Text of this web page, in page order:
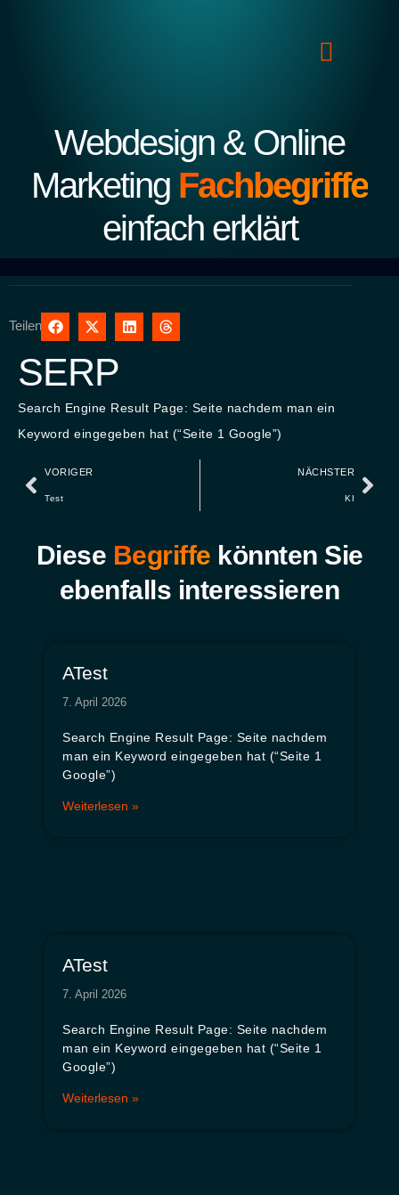
Webdesign & Online
Marketing Fachbegriffe
einfach erklärt
Teilen
SERP
Search Engine Result Page: Seite nachdem man ein
Keyword eingegeben hat (“Seite 1 Google”)
VORIGER
Test
NÄCHSTER
KI
Diese Begriffe könnten Sie
ebenfalls interessieren
ATest
7. April 2026
Search Engine Result Page: Seite nachdem
man ein Keyword eingegeben hat (“Seite 1
Google”)
Weiterlesen »
ATest
7. April 2026
Search Engine Result Page: Seite nachdem
man ein Keyword eingegeben hat (“Seite 1
Google”)
Weiterlesen »